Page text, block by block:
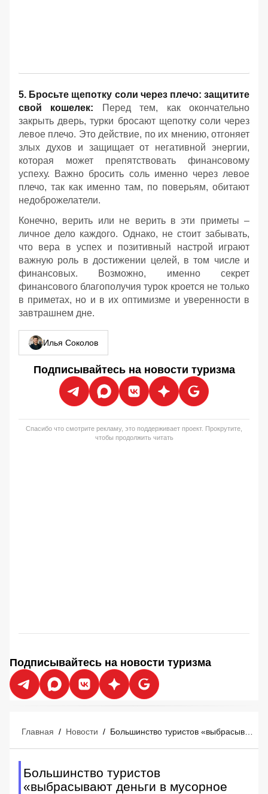
5. Бросьте щепотку соли через плечо: защитите
свой кошелек: Перед тем, как окончательно
закрыть дверь, турки бросают щепотку соли через
левое плечо. Это действие, по их мнению, отгоняет
злых духов и защищает от негативной энергии,
которая может препятствовать финансовому
успеху. Важно бросить соль именно через левое
плечо, так как именно там, по поверьям, обитают
недоброжелатели.
Конечно, верить или не верить в эти приметы –
личное дело каждого. Однако, не стоит забывать,
что вера в успех и позитивный настрой играют
важную роль в достижении целей, в том числе и
финансовых. Возможно, именно секрет
финансового благополучия турок кроется не только
в приметах, но и в их оптимизме и уверенности в
завтрашнем дне.
Илья Соколов
Подписывайтесь на новости туризма
Спасибо что смотрите рекламу, это поддерживает проект. Прокрутите,
чтобы продолжить читать
Подписывайтесь на новости туризма
Главная / Новости /
Большинство туристов
«выбрасывают деньги в мусорное